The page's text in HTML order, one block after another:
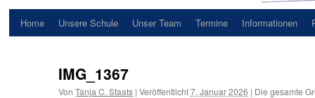
Home Unsere Schule Unser Team Termine Informationen
IMG_1367
Von Tanja C. Staats | Veröffentlicht 7. Januar 2026 | Die gesamte